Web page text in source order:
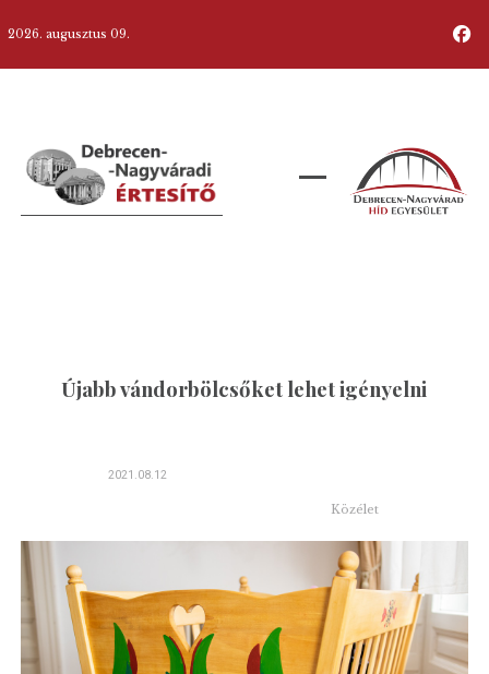
2026. augusztus 09.
Újabb vándorbölcsőket lehet igényelni
2021.08.12
Közélet